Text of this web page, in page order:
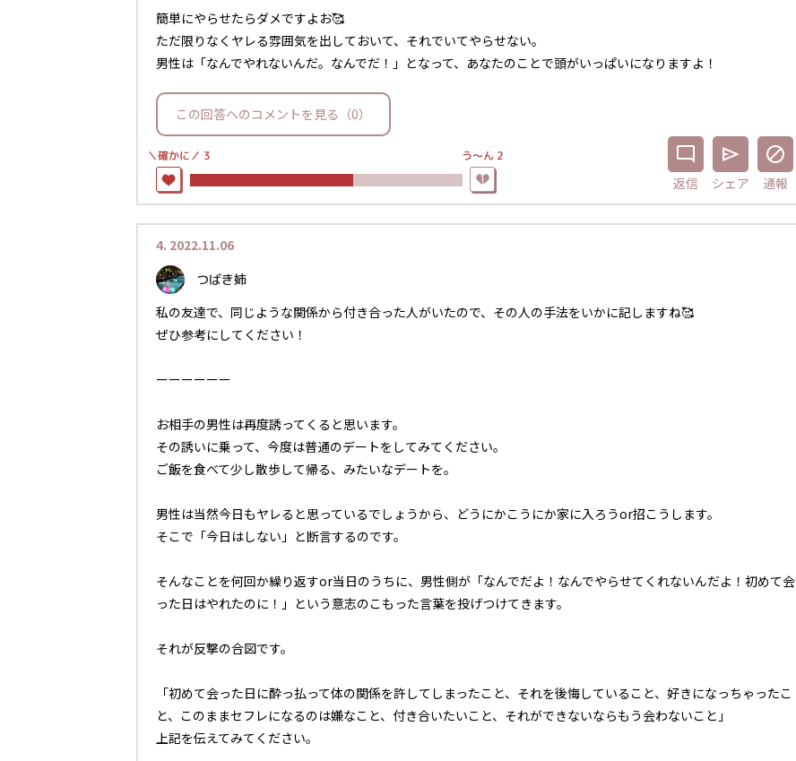
簡単にやらせたらダメですよお🥰
ただ限りなくヤレる雰囲気を出しておいて、それでいてやらせない。
男性は「なんでやれないんだ。なんでだ！」となって、あなたのことで頭がいっぱいになりますよ！
この回答へのコメントを見る（0）
＼確かに／ 3 う〜ん 2
返信 シェア 通報
4. 2022.11.06
つばき姉
私の友達で、同じような関係から付き合った人がいたので、その人の手法をいかに記しますね🥰
ぜひ参考にしてください！
ーーーーーー
お相手の男性は再度誘ってくると思います。
その誘いに乗って、今度は普通のデートをしてみてください。
ご飯を食べて少し散歩して帰る、みたいなデートを。
男性は当然今日もヤレると思っているでしょうから、どうにかこうにか家に入ろうor招こうします。
そこで「今日はしない」と断言するのです。
そんなことを何回か繰り返すor当日のうちに、男性側が「なんでだよ！なんでやらせてくれないんだよ！初めて会
った日はやれたのに！」という意志のこもった言葉を投げつけてきます。
それが反撃の合図です。
「初めて会った日に酔っ払って体の関係を許してしまったこと、それを後悔していること、好きになっちゃったこ
と、このままセフレになるのは嫌なこと、付き合いたいこと、それができないならもう会わないこと」
上記を伝えてみてください。